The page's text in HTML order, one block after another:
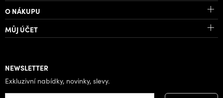
O NÁKUPU
MŮJ ÚČET
NEWSLETTER
Exkluzivní nabídky, novinky, slevy.